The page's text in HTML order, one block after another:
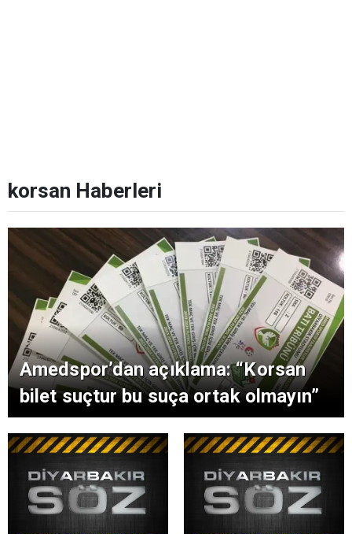
korsan Haberleri
Amedspor’dan açıklama: “Korsan
bilet suçtur bu suça ortak olmayın”